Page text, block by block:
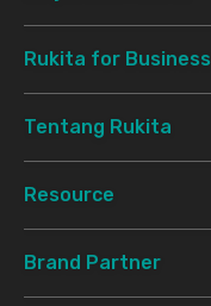
Rukita for Business
Tentang Rukita
Resource
Brand Partner